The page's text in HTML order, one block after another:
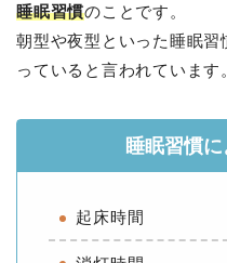
睡眠習慣のことです。
朝型や夜型といった睡眠習
っていると言われています
睡眠習慣
起床時間